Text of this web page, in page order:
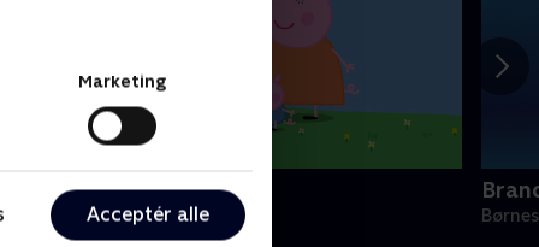
Marketing
Acceptér alle
Gurli Gris
• 4 sæsoner